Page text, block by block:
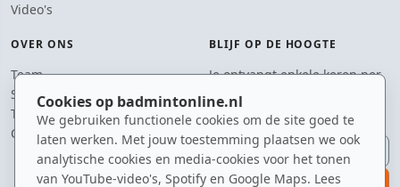
Cookies op badmintonline.nl
We gebruiken functionele cookies om de site goed te
laten werken. Met jouw toestemming plaatsen we ook
analytische cookies en media-cookies voor het tonen
van YouTube-video's, Spotify en Google Maps. Lees
Video's
OVER ONS
Team
Supporters
Tip de redactie
Contact
BLIJF OP DE HOOGTE
Je ontvangt enkele keren per
jaar een e-mail met het
laatste badmintonnieuws.
E-mailadres
aanmelden